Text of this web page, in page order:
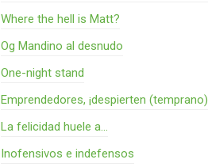
Where the hell is Matt?
Og Mandino al desnudo
One-night stand
Emprendedores, ¡despierten
La felicidad huele a...
Inofensivos e indefensos